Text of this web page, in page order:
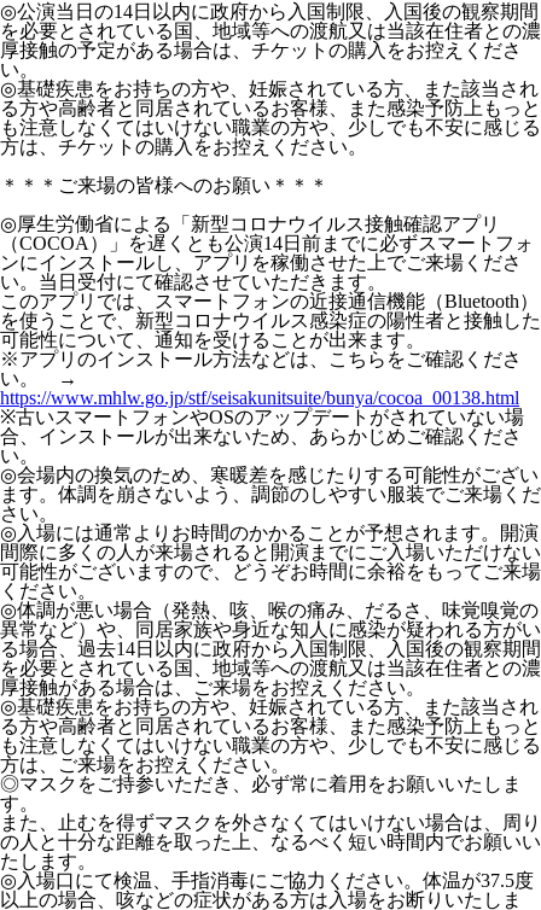
◎公演当日の14日以内に政府から入国制限、入国後の観察期間
を必要とされている国、地域等への渡航又は当該在住者との濃
厚接触の予定がある場合は、チケットの購入をお控えくださ
い。
◎基礎疾患をお持ちの方や、妊娠されている方、また該当され
る方や高齢者と同居されているお客様、また感染予防上もっと
も注意しなくてはいけない職業の方や、少しでも不安に感じる
方は、チケットの購入をお控えください。
＊＊＊ご来場の皆様へのお願い＊＊＊
◎厚生労働省による「新型コロナウイルス接触確認アプリ
（COCOA）」を遅くとも公演14日前までに必ずスマートフォ
ンにインストールし、アプリを稼働させた上でご来場くださ
い。当日受付にて確認させていただきます。
このアプリでは、スマートフォンの近接通信機能（Bluetooth）
を使うことで、新型コロナウイルス感染症の陽性者と接触した
可能性について、通知を受けることが出来ます。
※アプリのインストール方法などは、こちらをご確認くださ
い。 →
https://www.mhlw.go.jp/stf/seisakunitsuite/bunya/cocoa_00138.html
※古いスマートフォンやOSのアップデートがされていない場
合、インストールが出来ないため、あらかじめご確認くださ
い。
◎会場内の換気のため、寒暖差を感じたりする可能性がござい
ます。体調を崩さないよう、調節のしやすい服装でご来場くだ
さい。
◎入場には通常よりお時間のかかることが予想されます。開演
間際に多くの人が来場されると開演までにご入場いただけない
可能性がございますので、どうぞお時間に余裕をもってご来場
ください。
◎体調が悪い場合（発熱、咳、喉の痛み、だるさ、味覚嗅覚の
異常など）や、同居家族や身近な知人に感染が疑われる方がい
る場合、過去14日以内に政府から入国制限、入国後の観察期間
を必要とされている国、地域等への渡航又は当該在住者との濃
厚接触がある場合は、ご来場をお控えください。
◎基礎疾患をお持ちの方や、妊娠されている方、また該当され
る方や高齢者と同居されているお客様、また感染予防上もっと
も注意しなくてはいけない職業の方や、少しでも不安に感じる
方は、ご来場をお控えください。
◎マスクをご持参いただき、必ず常に着用をお願いいたしま
す。
また、止むを得ずマスクを外さなくてはいけない場合は、周り
の人と十分な距離を取った上、なるべく短い時間内でお願いい
たします。
◎入場口にて検温、手指消毒にご協力ください。体温が37.5度
以上の場合、咳などの症状がある方は入場をお断りいたしま